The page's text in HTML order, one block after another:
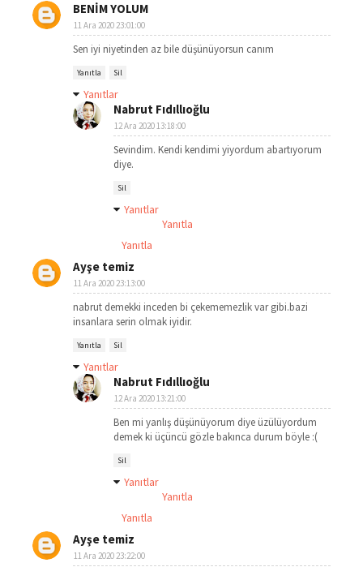
BENİM YOLUM
11 Ara 2020 23:01:00
Sen iyi niyetinden az bile düşünüyorsun canım
Yanıtla Sil
Yanıtlar
Nabrut Fıdıllıoğlu
12 Ara 2020 13:18:00
Sevindim. Kendi kendimi yiyordum abartıyorum
diye.
Sil
Yanıtlar
Yanıtla
Yanıtla
Ayşe temiz
11 Ara 2020 23:13:00
nabrut demekki inceden bi çekememezlik var gibi.bazi
insanlara serin olmak iyidir.
Yanıtla Sil
Yanıtlar
Nabrut Fıdıllıoğlu
12 Ara 2020 13:21:00
Ben mi yanlış düşünüyorum diye üzülüyordum
demek ki üçüncü gözle bakınca durum böyle :(
Sil
Yanıtlar
Yanıtla
Yanıtla
Ayşe temiz
11 Ara 2020 23:22:00